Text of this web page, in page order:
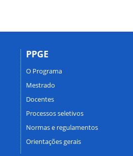
PPGE
O Programa
Mestrado
Docentes
Processos seletivos
Normas e regulamentos
Orientações gerais